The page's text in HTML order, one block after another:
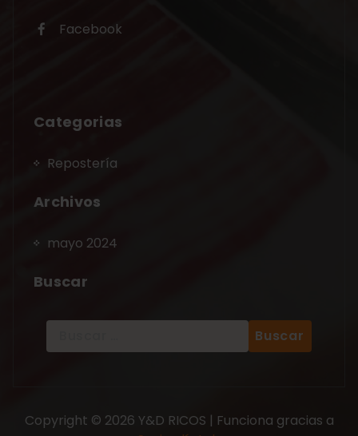
Facebook
Categorias
Repostería
Archivos
mayo 2024
Buscar
Copyright © 2026 Y&D RICOS | Funciona gracias a